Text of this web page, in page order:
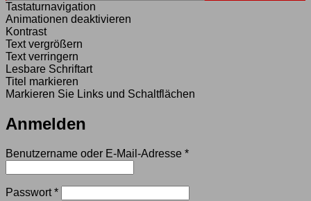
Tastaturnavigation
Animationen deaktivieren
Kontrast
Text vergrößern
Text verringern
Lesbare Schriftart
Titel markieren
Markieren Sie Links und Schaltflächen
Anmelden
Benutzername oder E-Mail-Adresse *Erforderlich
Passwort*Erforderlich